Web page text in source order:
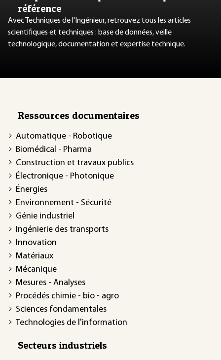
référence
Avec Techniques de l'Ingénieur, retrouvez tous les articles
scientifiques et techniques : base de données, veille
technologique, documentation et expertise technique.
Ressources documentaires
Automatique - Robotique
Biomédical - Pharma
Construction et travaux publics
Électronique - Photonique
Énergies
Environnement - Sécurité
Génie industriel
Ingénierie des transports
Innovation
Matériaux
Mécanique
Mesures - Analyses
Procédés chimie - bio - agro
Sciences fondamentales
Technologies de l'information
Secteurs industriels